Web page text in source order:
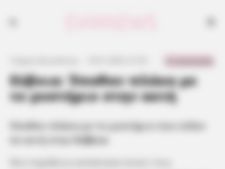
Εύβοια: Έπαθαν πλάκα με
το μυστήριο στην ακτή
Έπαθαν πλάκα με το μυστήριο που είδαν
Εύβοια